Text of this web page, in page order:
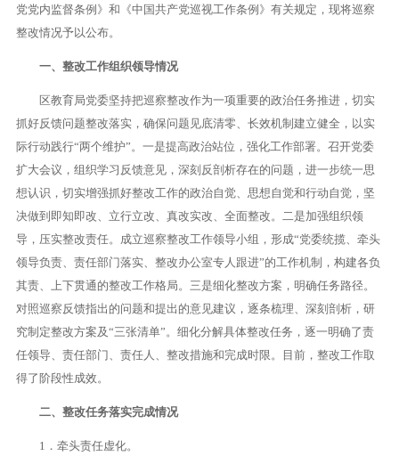
党党内监督条例》和《中国共产党巡视工作条例》有关规定，现将巡察
整改情况予以公布。
一、整改工作组织领导情况
区教育局党委坚持把巡察整改作为一项重要的政治任务推进，切实
抓好反馈问题整改落实，确保问题见底清零、长效机制建立健全，以实
际行动践行“两个维护”。一是提高政治站位，强化工作部署。召开党委
扩大会议，组织学习反馈意见，深刻反剖析存在的问题，进一步统一思
想认识，切实增强抓好整改工作的政治自觉、思想自觉和行动自觉，坚
决做到即知即改、立行立改、真改实改、全面整改。二是加强组织领
导，压实整改责任。成立巡察整改工作领导小组，形成“党委统揽、牵头
领导负责、责任部门落实、整改办公室专人跟进”的工作机制，构建各负
其责、上下贯通的整改工作格局。三是细化整改方案，明确任务路径。
对照巡察反馈指出的问题和提出的意见建议，逐条梳理、深刻剖析，研
究制定整改方案及“三张清单”。细化分解具体整改任务，逐一明确了责
任领导、责任部门、责任人、整改措施和完成时限。目前，整改工作取
得了阶段性成效。
二、整改任务落实完成情况
1．牵头责任虚化。